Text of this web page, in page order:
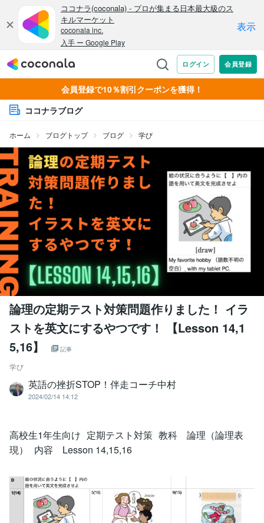
会員登録で10％割引クーポンを獲得！
ココナラブログ
ホーム ブログトップ ブログ 学び
論理の定期テスト対策問題作りました！ イラ
ストを英文にするやつです！ 【Lesson 14,1
5,16】
記事
学び
英語の挫折STOP！伴走コーチ中村
2024/02/14 14:12
高校生1年生向け 定期テスト対策 教科 論理（論理表
現） 内容 Lesson 14,15,16